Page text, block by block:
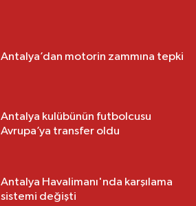
Antalya’dan motorin zammına tepki
Antalya kulübünün futbolcusu
Avrupa’ya transfer oldu
Antalya Havalimanı'nda karşılama
sistemi değişti